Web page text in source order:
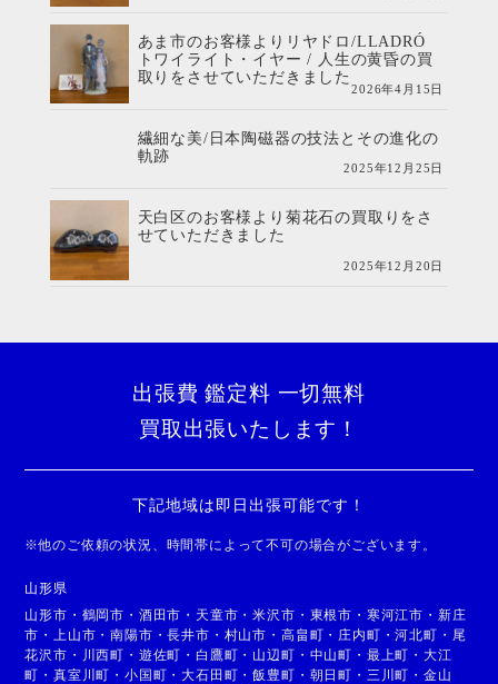
あま市のお客様よりリヤドロ/LLADRÓ
トワイライト・イヤー / 人生の黄昏の買
取りをさせていただきました
2026年4月15日
繊細な美/日本陶磁器の技法とその進化の
軌跡
2025年12月25日
天白区のお客様より菊花石の買取りをさ
せていただきました
2025年12月20日
出張費 鑑定料 一切無料
買取出張いたします！
下記地域は即日出張可能です！
※他のご依頼の状況、時間帯によって不可の場合がございます。
山形県
山形市 ・ 鶴岡市 ・ 酒田市 ・ 天童市 ・米沢市 ・ 東根市 ・ 寒河江市 ・ 新庄
市 ・上山市 ・南陽市 ・長井市 ・ 村山市 ・ 高畠町 ・ 庄内町 ・河北町 ・ 尾
花沢市 ・ 川西町 ・ 遊佐町 ・白鷹町 ・ 山辺町 ・ 中山町 ・ 最上町 ・ 大江
町 ・真室川町 ・小国町 ・大石田町 ・飯豊町 ・ 朝日町 ・ 三川町 ・ 金山